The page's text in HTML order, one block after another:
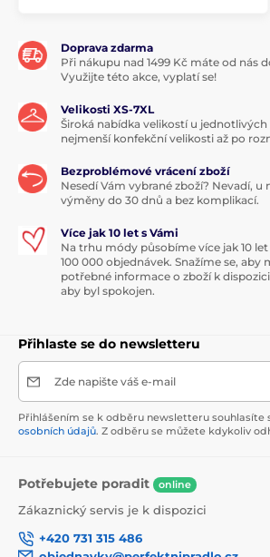
Doprava zdarma
Při nákupu nad 1499 Kč máte od nás
Využijte této akce, vyplatí se!
Velikosti XS-7XL
Široká nabídka velikostí u
nejmenší konfekční velikosti až po
Bezproblémové vrácení zboží
Nesedí Vám vybrané zboží? Nevadí,
výměny do 30 dnů a bez komplikací.
Více jak 10 let s Vámi
Na trhu módy působíme více jak 10
100 000 objednávek. Snažíme se, aby
potřebné informace o zboží k
aby byl spokojen.
Přihlaste se do newsletteru
Zde napište váš e-mail
Přihlášením se k odběru newsletteru souhlasíte
osobních údajů. Z odběru se můžete kdykoliv
Potřebujete poradit online
Zákaznický servis je k dispozici
+420 731 315 486